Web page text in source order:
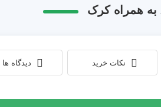
نکات خرید دیدگاه ها